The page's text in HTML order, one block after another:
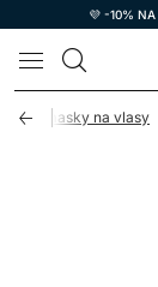
💜 -10% NA
masky na vlasy